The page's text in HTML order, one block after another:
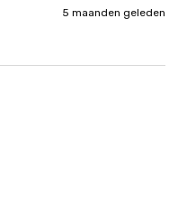
5 maanden geleden